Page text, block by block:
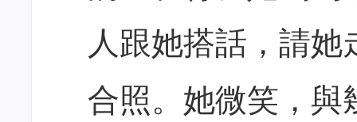
人跟她搭話，請
合照。她微笑，與